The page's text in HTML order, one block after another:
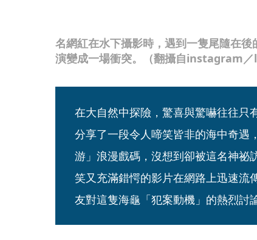
名網紅在水下攝影時，遇到一隻尾隨在
演變成一場衝突。（翻攝自instagram
在大自然中探險，驚喜與驚嚇往往只
分享了一段令人啼笑皆非的海中奇遇
游」浪漫戲碼，沒想到卻被這名神祕
笑又充滿錯愕的影片在網路上迅速流
友對這隻海龜「犯案動機」的熱烈討論